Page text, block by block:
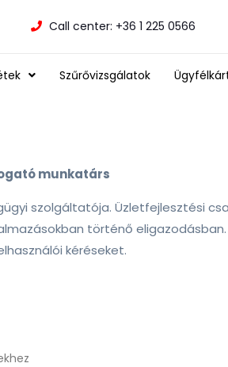
Call center: +36 1 225 0566
Szűrővizsgálatok
munkatárs
szolgáltatója. Üzletfejlesztési
történő eligazodásban.
kéréseket.